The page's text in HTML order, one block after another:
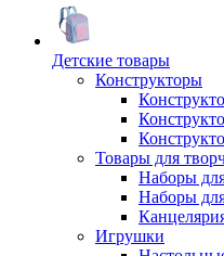
Детские товары
Конструкторы
Товары для
Наборы
Наборы
Игрушки